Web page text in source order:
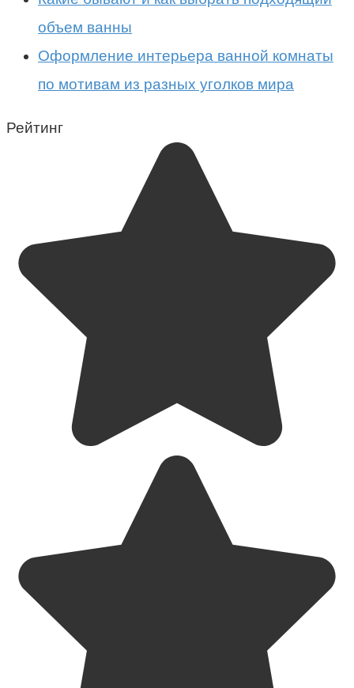
объем ванны
Оформление интерьера ванной комнаты
по мотивам из разных уголков мира
Рейтинг